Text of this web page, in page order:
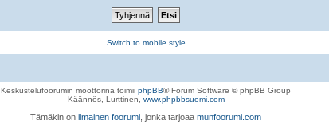
Switch to mobile style
Keskustelufoorumin moottorina toimii phpBB® Forum Software © phpBB Group
Käännös, Lurttinen, www.phpbbsuomi.com
Tämäkin on ilmainen foorumi , jonka tarjoaa munfoorumi.com